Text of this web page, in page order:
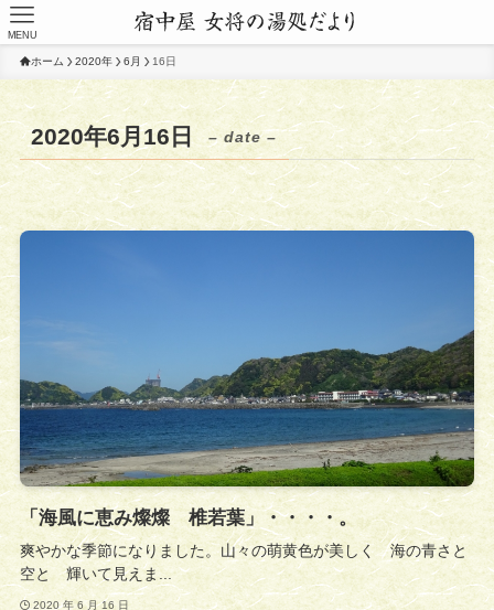
MENU
ホーム 2020年 6月 16日
2020年6月16日 – date –
「海風に恵み燦燦 椎若葉」・・・・。
爽やかな季節になりました。山々の萌黄色が美しく 海の青さと
空と 輝いて見えま...
2020 年 6 月 16 日